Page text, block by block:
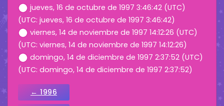
jueves, 16 de octubre de 1997 3:46:42 (UTC)
(UTC: jueves, 16 de octubre de 1997 3:46:42)
viernes, 14 de noviembre de 1997 14:12:26 (UTC)
(UTC: viernes, 14 de noviembre de 1997 14:12:26)
domingo, 14 de diciembre de 1997 2:37:52 (UTC)
(UTC: domingo, 14 de diciembre de 1997 2:37:52)
← 1996